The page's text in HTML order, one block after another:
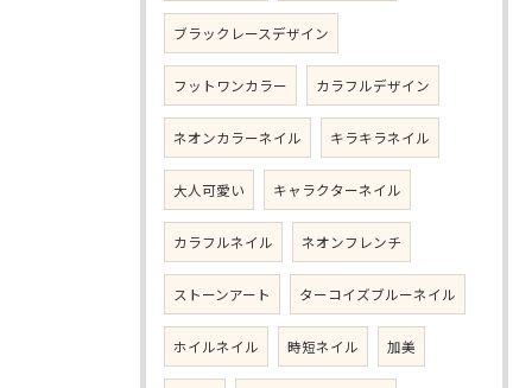
ブラックレースデザイン
フットワンカラー カラフルデザイン
ネオンカラーネイル キラキラネイル
大人可愛い キャラクターネイル
カラフルネイル ネオンフレンチ
ストーンアート ターコイズブルーネイル
ホイルネイル 時短ネイル 加美